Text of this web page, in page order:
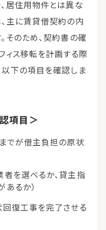
居住用物件とは異な
主に賃貸借契約の内
そのため、契約書の確
ィス移転を計画する際
下の項目を確認しま
項目＞
でが借主負担の原状
を選べるか、貸主指
るか）
回復工事を完了させる